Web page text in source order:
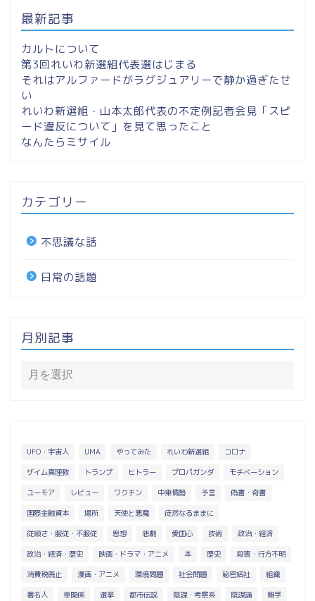
最新記事
カルトについて
第3回れいわ新選組代表選はじまる
それはアルファードがラグジュアリーで静か過ぎたせ
い
れいわ新選組・山本太郎代表の不定例記者会見「スピ
ード違反について」を見て思ったこと
なんたらミサイル
カテゴリー
不思議な話
日常の話題
月別記事
UFO・宇宙人 UMA やってみた れいわ新選組 コロナ
ザイム真理教 トランプ ヒトラー プロパガンダ モチベーション
ユーモア レビュー ワクチン 中東情勢 予言 偽書・奇書
国際金融資本 場所 天使と悪魔 徒然なるままに
従順さ・服従・不服従 思想 悲劇 愛国心 技術 政治・経済
政治・経済・歴史 映画・ドラマ・アニメ 本 歴史 殺害・行方不明
消費税廃止 漫画・アニメ 環境問題 社会問題 秘密結社 組織
著名人 車関係 選挙 都市伝説 陰謀・考察系 陰謀論 雑学